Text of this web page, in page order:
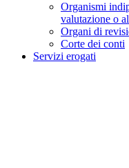
Organismi
valutazione o
Organi di
Corte dei conti
Servizi erogati